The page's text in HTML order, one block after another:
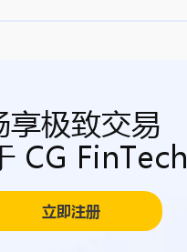
享极致交易
CG FinTech
立即注册